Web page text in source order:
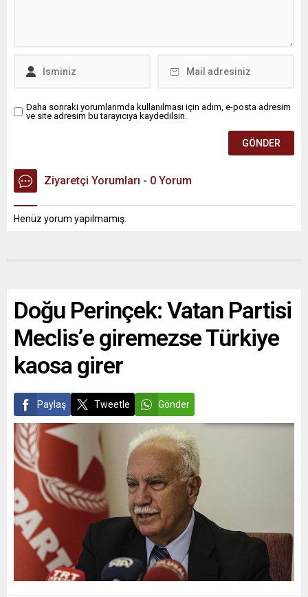
Daha sonraki yorumlarımda kullanılması için adım, e-posta adresim
ve site adresim bu tarayıcıya kaydedilsin.
Ziyaretçi Yorumları - 0 Yorum
Henüz yorum yapılmamış.
Doğu Perinçek: Vatan Partisi
Meclis’e giremezse Türkiye
kaosa girer
Paylaş Tweetle Gönder